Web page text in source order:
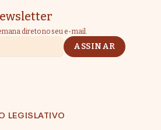
direto no seu e-mail.
ASSINAR
LEGISLATIVO